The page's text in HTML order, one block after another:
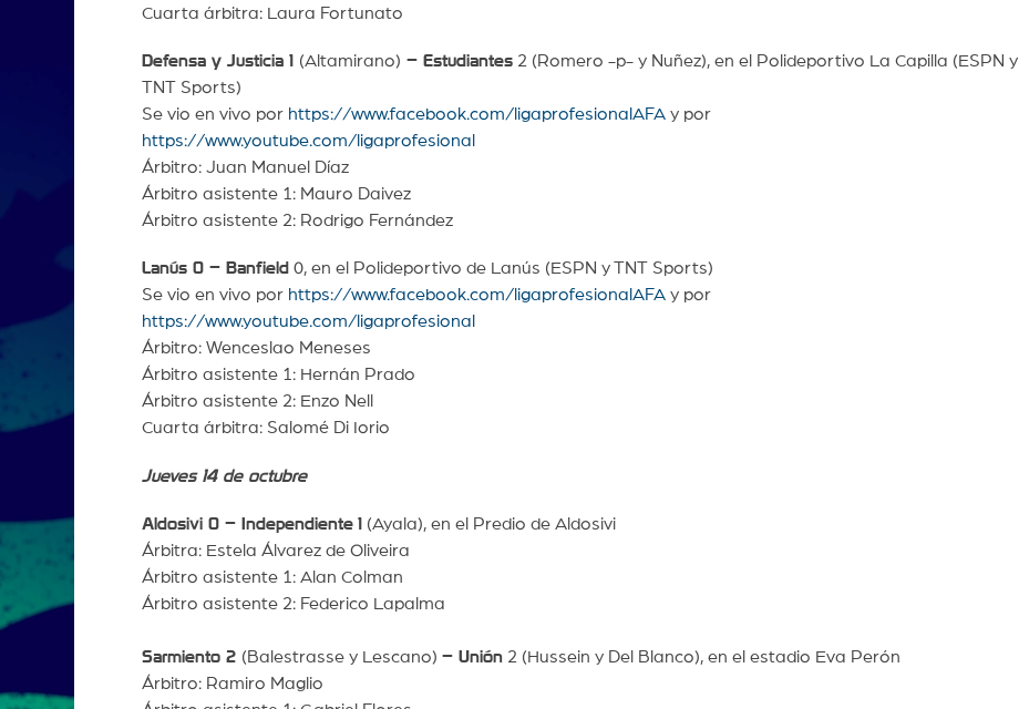
Cuarta árbitra: Laura Fortunato
Defensa y Justicia 1 (Altamirano) – Estudiantes2 (Romero -p- y Nuñez), en el Polideportivo La Capilla (ESPN y
TNT Sports)
Se vio en vivo por https://www.facebook.com/ligaprofesionalAFAy por
https://www.youtube.com/ligaprofesional
Árbitro: Juan Manuel Díaz
Árbitro asistente 1: Mauro Daivez
Árbitro asistente 2: Rodrigo Fernández
Lanús 0 – Banfield 0, en el Polideportivo de Lanús (ESPN y TNT Sports)
Se vio en vivo por https://www.facebook.com/ligaprofesionalAFAy por
https://www.youtube.com/ligaprofesional
Árbitro: Wenceslao Meneses
Árbitro asistente 1: Hernán Prado
Árbitro asistente 2: Enzo Nell
Cuarta árbitra: Salomé Di Iorio
Jueves 14 de octubre
Aldosivi 0 – Independiente 1 (Ayala), en el Predio de Aldosivi
Árbitra: Estela Álvarez de Oliveira
Árbitro asistente 1: Alan Colman
Árbitro asistente 2: Federico Lapalma
Sarmiento 2 (Balestrasse y Lescano) – Unión2 (Hussein y Del Blanco), en el estadio Eva Perón
Árbitro: Ramiro Maglio